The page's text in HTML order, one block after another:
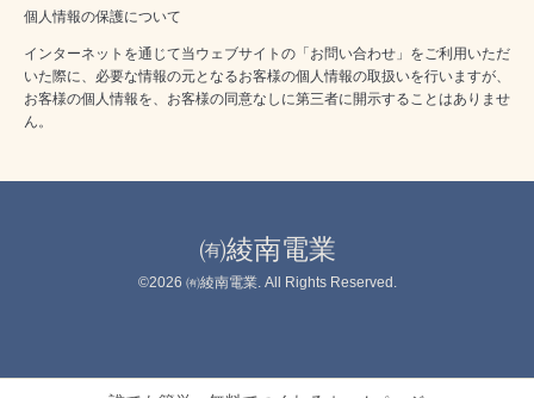
個人情報の保護について
インターネットを通じて当ウェブサイトの「お問い合わせ」をご利用いただ
いた際に、必要な情報の元となるお客様の個人情報の取扱いを行いますが、
お客様の個人情報を、お客様の同意なしに第三者に開示することはありませ
ん。
㈲綾南電業
©2026 ㈲綾南電業. All Rights Reserved.